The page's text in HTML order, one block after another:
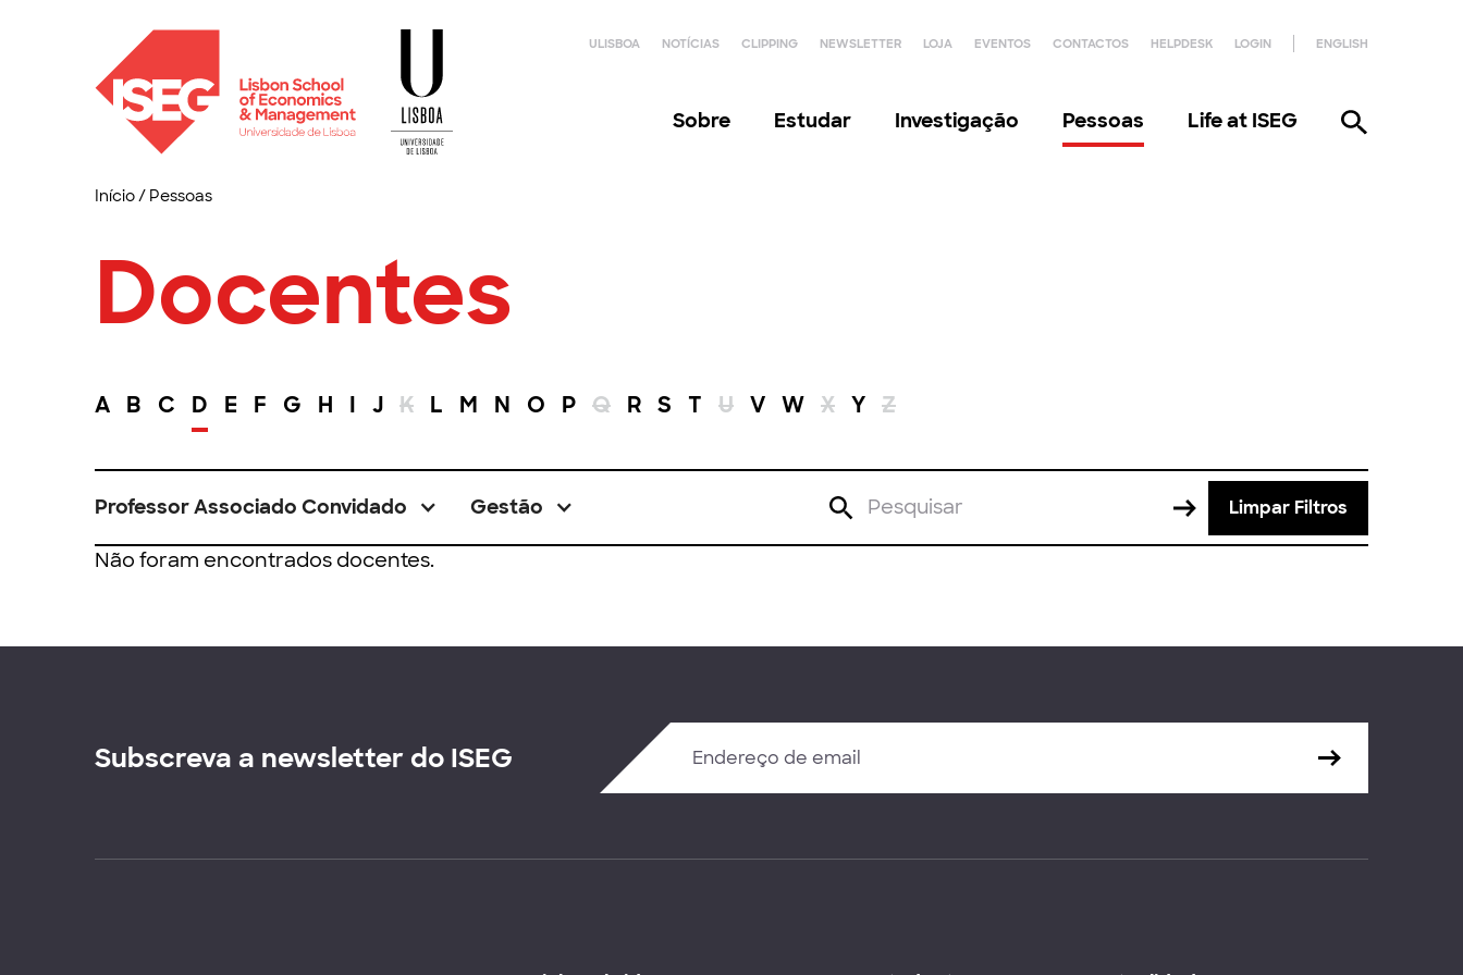
ULISBOA NOTÍCIAS CLIPPING NEWSLETTER LOJA EVENTOS CONTACTOS HELPDESK LOGIN ENGLISH
Sobre Estudar Investigação Pessoas Life at ISEG
Início/ Pessoas
Docentes
A B C D E F G H I J K L M N O P Q R S T U V W X Y Z
Professor Associado Convidado Gestão Limpar Filtros
Não foram encontrados docentes.
Subscreva a newsletter do ISEG